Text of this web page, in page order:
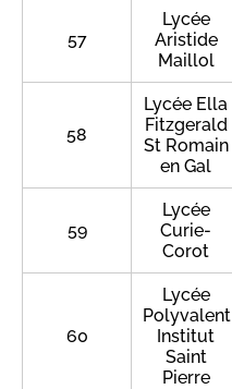
57
Lycée
Aristide
Maillol
58
Lycée Ella
Fitzgerald
St Romain
en Gal
59
Lycée
Curie-
Corot
60
Lycée
Polyvalent
Institut
Saint
Pierre